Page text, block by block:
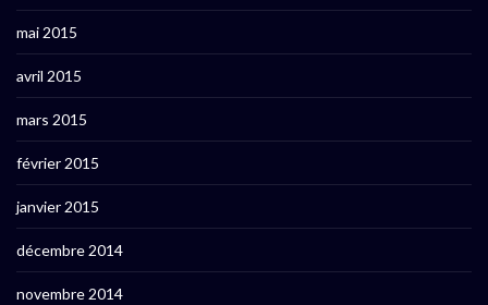
mai 2015
avril 2015
mars 2015
février 2015
janvier 2015
décembre 2014
novembre 2014